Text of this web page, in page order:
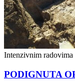
Intenzivnim radovima
PODIGNUTA